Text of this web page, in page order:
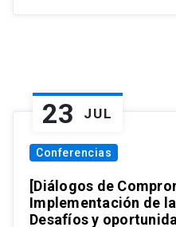
23 JUL
Conferencias
[Diálogos de
Implementación de
Desafíos y